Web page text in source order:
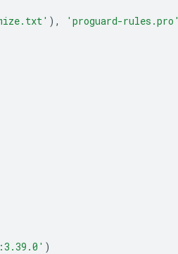
), 'proguard-rules.pro'
)